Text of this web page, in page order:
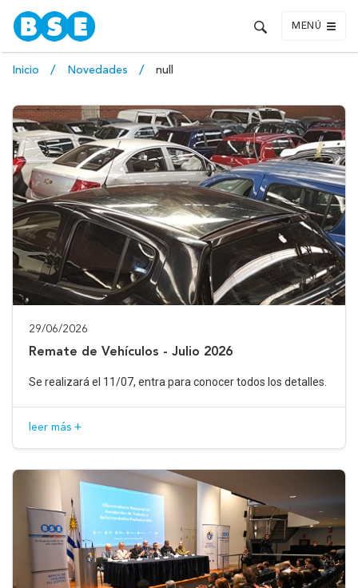
MENÚ
Inicio Novedades null
29/06/2026
Remate de Vehículos - Julio 2026
Se realizará el 11/07, entra para conocer todos los detalles.
leer más +